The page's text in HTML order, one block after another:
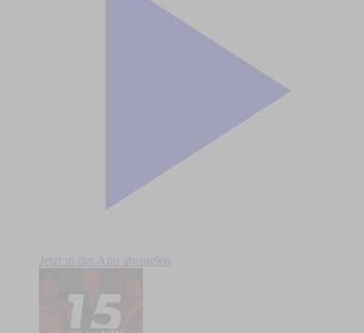
Jetzt in der App abspielen